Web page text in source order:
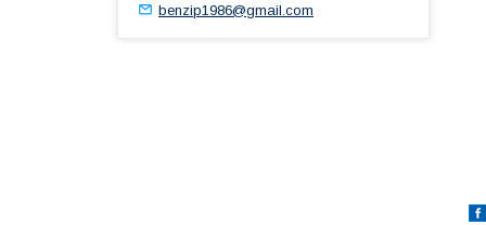
benzip1986@gmail.com